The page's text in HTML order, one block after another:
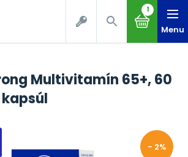
1
Menu
Multivitamín 65+, 60
- 2%